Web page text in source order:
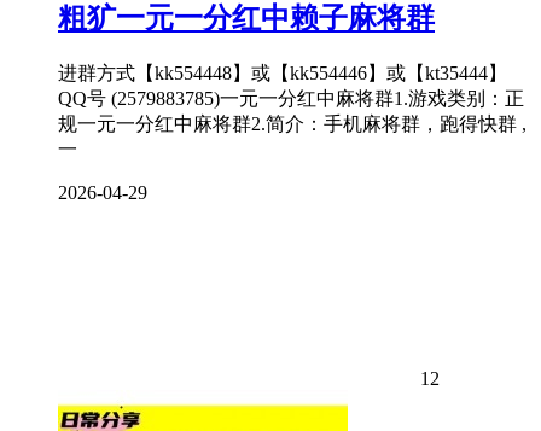
粗犷一元一分红中赖子麻将群
进群方式【kk554448】或【kk554446】或【kt35444】
QQ号 (2579883785)一元一分红中麻将群1.游戏类别：正
规一元一分红中麻将群2.简介：手机麻将群，跑得快群 ,
一
2026-04-29
12